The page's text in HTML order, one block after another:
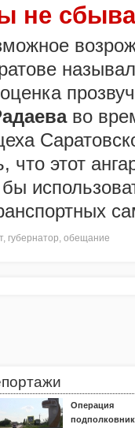
не
во
что этот
, губернатор, обещание
Операция